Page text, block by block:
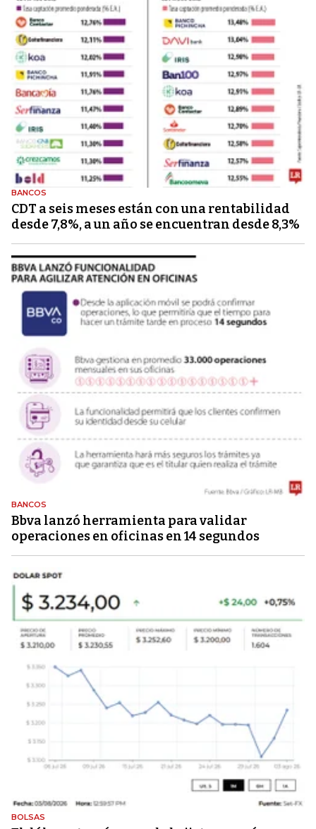
BANCOS
CDT a seis meses están con una rentabilidad
desde 7,8%, a un año se encuentran desde 8,3%
BANCOS
Bbva lanzó herramienta para validar
operaciones en oficinas en 14 segundos
BOLSAS